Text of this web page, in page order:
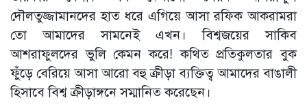
দৌলতুজ্জামানদের হাত ধরে এগিয়ে আসা রফিক আকরামরা
তো আমাদের সামনেই এখন। বিশ্বজয়ের সাকিব
আশরাফুলদের ভুলি কেমন করে! কথিত প্রতিকুলতার বুক
ফুঁড়ে বেরিয়ে আসা আরো বহু ক্রীড়া ব্যক্তিত্ব আমাদের বাঙালী
হিসাবে বিশ্ব ক্রীড়াঙ্গনে সম্মানিত করেছেন।